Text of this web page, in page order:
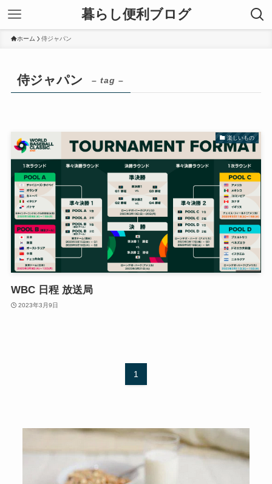
暮らし便利ブログ
ホーム 侍ジャパン
侍ジャパン – tag –
楽しいもの
WBC 日程 放送局
2023年3月9日
1